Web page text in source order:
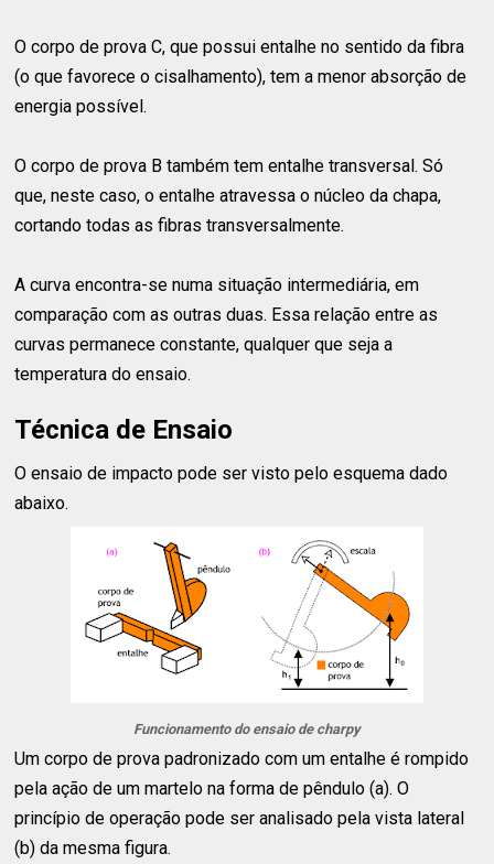
O corpo de prova C, que possui entalhe no sentido da fibra
(o que favorece o cisalhamento), tem a menor absorção de
energia possível.
O corpo de prova B também tem entalhe transversal. Só
que, neste caso, o entalhe atravessa o núcleo da chapa,
cortando todas as fibras transversalmente.
A curva encontra-se numa situação intermediária, em
comparação com as outras duas. Essa relação entre as
curvas permanece constante, qualquer que seja a
temperatura do ensaio.
Técnica de Ensaio
O ensaio de impacto pode ser visto pelo esquema dado
abaixo.
Funcionamento do ensaio de charpy
Um corpo de prova padronizado com um entalhe é rompido
pela ação de um martelo na forma de pêndulo (a). O
princípio de operação pode ser analisado pela vista lateral
(b) da mesma figura.